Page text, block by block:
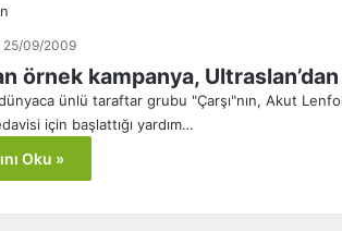
25/09/2009
örnek kampanya,
ünlü taraftar grubu "Çarşı"nın, Akut
için başlattığı yardım…
Oku »